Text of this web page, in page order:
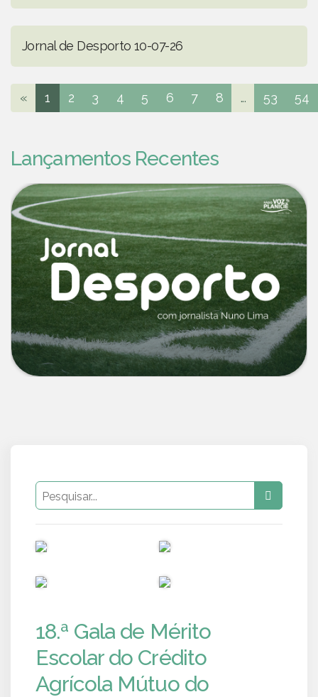
Jornal de Desporto 10-07-26
« 1 2 3 4 5 6 7 8 ... 53 54
Lançamentos Recentes
18.ª Gala de Mérito
Escolar do Crédito
Agrícola Mútuo do